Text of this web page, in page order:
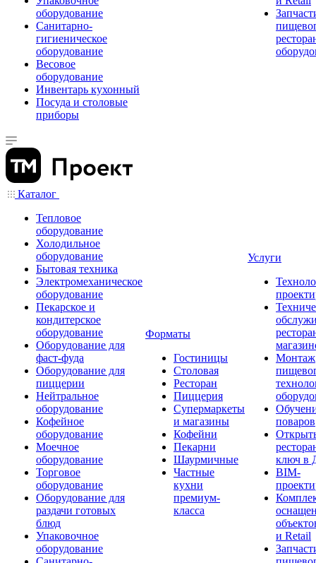
оборудование
Санитарно-
гигиеническое
оборудование
Весовое
оборудование
Инвентарь кухонный
Посуда и столовые
приборы
Каталог
Тепловое
оборудование
Холодильное
оборудование
Бытовая техника
Электромеханическое
оборудование
Пекарское и
кондитерское
оборудование
Оборудование для
фаст-фуда
Оборудование для
пиццерии
Нейтральное
оборудование
Кофейное
оборудование
Моечное
оборудование
Торговое
оборудование
Оборудование для
раздачи готовых
блюд
Упаковочное
оборудование
Форматы
Гостиницы
Столовая
Ресторан
Пиццерия
Супермаркеты
и магазины
Кофейни
Пекарни
Шаурмичные
Частные
кухни
премиум-
класса
Услуги
Монтаж
поваров
ключ в
BIM-
и Retail